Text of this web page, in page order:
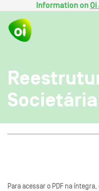
Information on
Para acessar o PDF na íntegra,